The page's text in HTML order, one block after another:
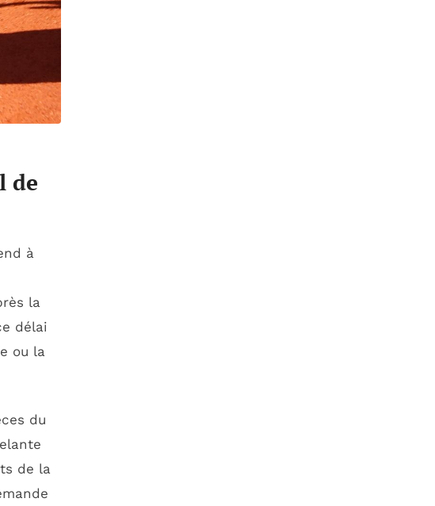
de
à
la
délai
ou la
du
de la